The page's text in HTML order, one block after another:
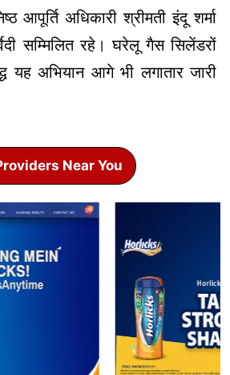
आपूर्ति अधिकारी श्रीमती इंदू शर्मा
सम्मिलित रहे। घरेलू गैस सिलेंडरों
यह अभियान आगे भी लगातार जारी
Near You